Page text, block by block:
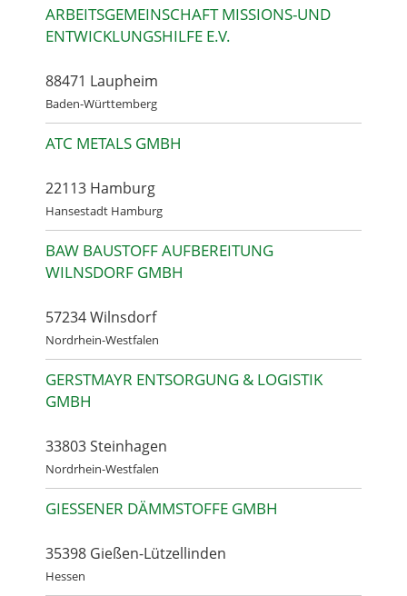
ARBEITSGEMEINSCHAFT MISSIONS-UND
ENTWICKLUNGSHILFE E.V.
88471 Laupheim
Baden-Württemberg
ATC METALS GMBH
22113 Hamburg
Hansestadt Hamburg
BAW BAUSTOFF AUFBEREITUNG
WILNSDORF GMBH
57234 Wilnsdorf
Nordrhein-Westfalen
GERSTMAYR ENTSORGUNG & LOGISTIK
GMBH
33803 Steinhagen
Nordrhein-Westfalen
GIESSENER DÄMMSTOFFE GMBH
35398 Gießen-Lützellinden
Hessen